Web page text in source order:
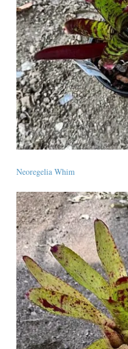
Neoregelia Whim